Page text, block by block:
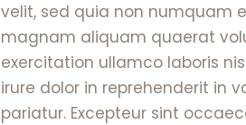
velit, sed quia non numquam
magnam aliquam quaerat
exercitation ullamco laboris
irure dolor in reprehenderit in
pariatur. Excepteur sint